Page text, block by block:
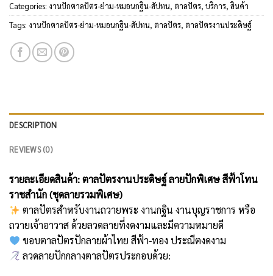
Categories: งานปักตาลปัตร-ย่าม-หมอนกฐิน-สัปทน, ตาลปัตร, บริการ, สินค้า
Tags: งานปักตาลปัตร-ย่าม-หมอนกฐิน-สัปทน, ตาลปัตร, ตาลปัตรงานประดิษฐ์
DESCRIPTION
REVIEWS (0)
รายละเอียดสินค้า: ตาลปัตรงานประดิษฐ์ ลายปักพิเศษ สีฟ้าโทน
ราชสำนัก (ชุดลายรวมพิเศษ)
ตาลปัตรสำหรับงานถวายพระ งานกฐิน งานบุญราชการ หรือ
ถวายเจ้าอาวาส ด้วยลวดลายที่งดงามและมีความหมายดี
ขอบตาลปัตรปักลายผ้าไทย สีฟ้า-ทอง ประณีตงดงาม
ลวดลายปักกลางตาลปัตรประกอบด้วย: